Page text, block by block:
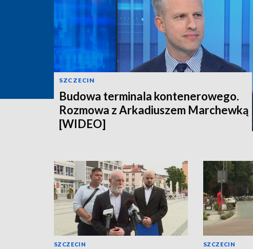
SZCZECIN
Budowa terminala kontenerowego.
Rozmowa z Arkadiuszem Marchewką
[WIDEO]
SZCZECIN SZCZECIN